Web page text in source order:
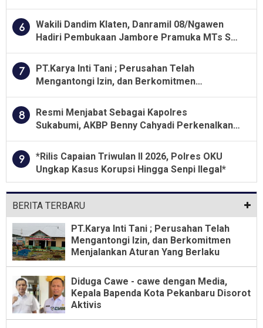
6
Wakili Dandim Klaten, Danramil 08/Ngawen
Hadiri Pembukaan Jambore Pramuka MTs Se-
Jawa Tengah 2026
7
PT.Karya Inti Tani ; Perusahan Telah
Mengantongi Izin, dan Berkomitmen
Menjalankan Aturan Yang Berlaku
8
Resmi Menjabat Sebagai Kapolres
Sukabumi, AKBP Benny Cahyadi Perkenalkan
Program Unggulan
9
*Rilis Capaian Triwulan II 2026, Polres OKU
Ungkap Kasus Korupsi Hingga Senpi Ilegal*
BERITA TERBARU
PT.Karya Inti Tani ; Perusahan Telah
Mengantongi Izin, dan Berkomitmen
Menjalankan Aturan Yang Berlaku
Diduga Cawe - cawe dengan Media,
Kepala Bapenda Kota Pekanbaru Disorot
Aktivis